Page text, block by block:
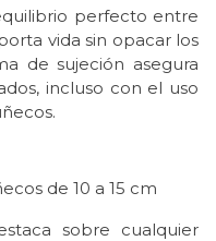
perfecto entre
vida sin opacar los
de sujeción asegura
incluso con el uso
de 10 a 15 cm
sobre cualquier